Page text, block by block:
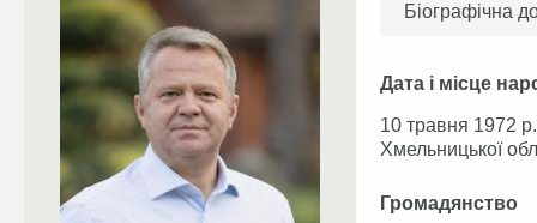
Біографічна
Дата і місце
10 травня 1972
Хмельницької
Громадянство